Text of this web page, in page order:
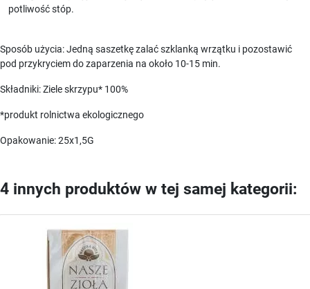
potliwość stóp.
Sposób użycia: Jedną saszetkę zalać szklanką wrzątku i pozostawić
pod przykryciem do zaparzenia na około 10-15 min.
Składniki: Ziele skrzypu* 100%
*produkt rolnictwa ekologicznego
Opakowanie: 25x1,5G
4 innych produktów w tej samej kategorii: